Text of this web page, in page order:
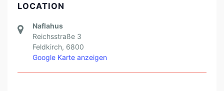
LOCATION
Naflahus
Reichsstraße 3
Feldkirch, 6800
Google Karte anzeigen